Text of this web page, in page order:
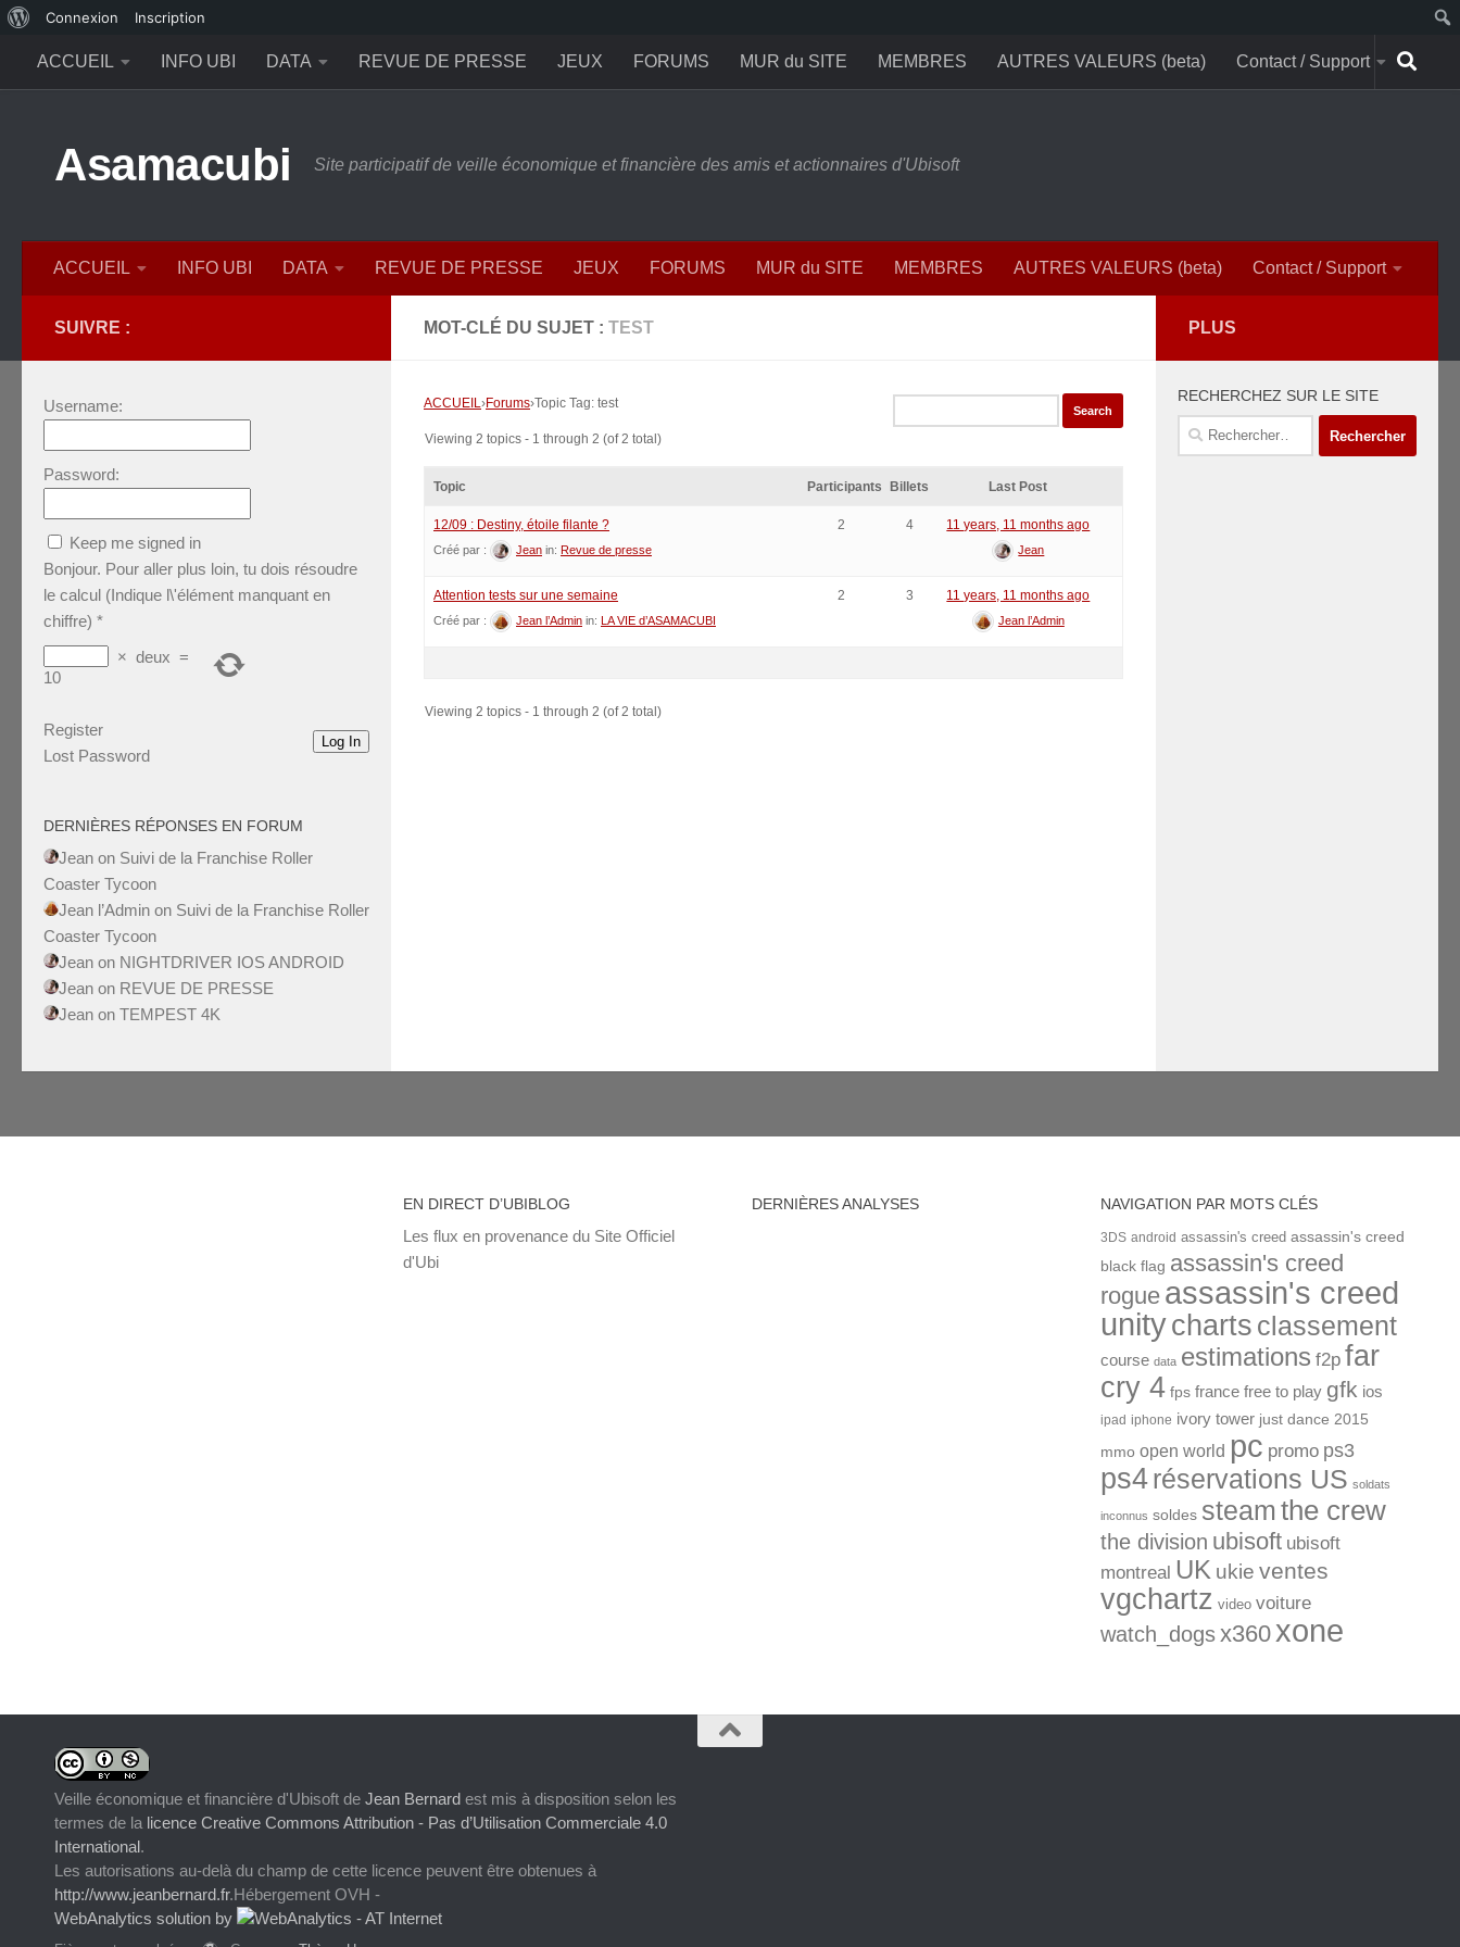
propos
de
Connexion Inscription
ACCUEIL
INFO UBI DATA REVUE DE PRESSE JEUX FORUMS MUR du SITE MEMBRES AUTRES VALEURS (beta) Contact / Support
Asamacubi Site participatif de veille économique et financière des amis et actionnaires d'Ubisoft
ACCUEIL INFO UBI DATA REVUE DE PRESSE JEUX FORUMS MUR du SITE MEMBRES AUTRES VALEURS (beta) Contact / Support
MOT-CLÉ DU SUJET : TEST
ACCUEIL›Forums›Topic Tag: test
Viewing 2 topics - 1 through 2 (of 2 total)
Topic Participants Billets Last Post
12/09 : Destiny, étoile filante ?
Créé par : Jean in: Revue de presse
2 4 11 years, 11 months ago
Jean
Attention tests sur une semaine
Créé par : Jean l’Admin in: LA VIE d’ASAMACUBI
2 3 11 years, 11 months ago
Jean l’Admin
Viewing 2 topics - 1 through 2 (of 2 total)
SUIVRE :
Username:
Password:
Keep me signed in
Bonjour. Pour aller plus loin, tu dois résoudre
le calcul (Indique l\'élément manquant en
chiffre) *
× deux =
10
Log In
Register
Lost Password
DERNIÈRES RÉPONSES EN FORUM
Jean on Suivi de la Franchise Roller
Coaster Tycoon
Jean l’Admin on Suivi de la Franchise Roller
Coaster Tycoon
Jean on NIGHTDRIVER IOS ANDROID
Jean on REVUE DE PRESSE
Jean on TEMPEST 4K
PLUS
RECHERCHEZ SUR LE SITE
Rechercher :
EN DIRECT D’UBIBLOG
Les flux en provenance du Site Officiel
d'Ubi
DERNIÈRES ANALYSES NAVIGATION PAR MOTS CLÉS
3DS android assassin's creed assassin's creed
black flag assassin's creed
rogue assassin's creed
unitycharts classement
course data estimations f2p far
cry 4 fps france free to play gfk ios
ipad iphone ivory tower just dance 2015
mmo open world pc promo ps3
ps4réservations US soldats
inconnus soldes steamthe crew
the division ubisoft ubisoft
montreal UK ukie ventes
vgchartz video voiture
watch_dogsx360 xone
Veille économique et financière d'Ubisoft de Jean Bernard est mis à disposition selon les
termes de la licence Creative Commons Attribution - Pas d’Utilisation Commerciale 4.0
International.
Les autorisations au-delà du champ de cette licence peuvent être obtenues à
http://www.jeanbernard.fr.Hébergement OVH -
WebAnalytics solution by